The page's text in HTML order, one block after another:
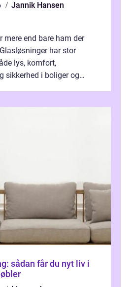
Jannik Hansen
mere end bare ham der
har stor
lys, komfort,
sikkerhed i boliger og
sådan får du nyt liv i